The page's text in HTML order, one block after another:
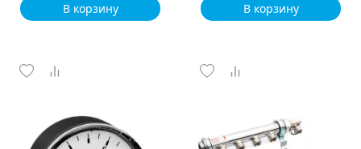
В корзину В корзину